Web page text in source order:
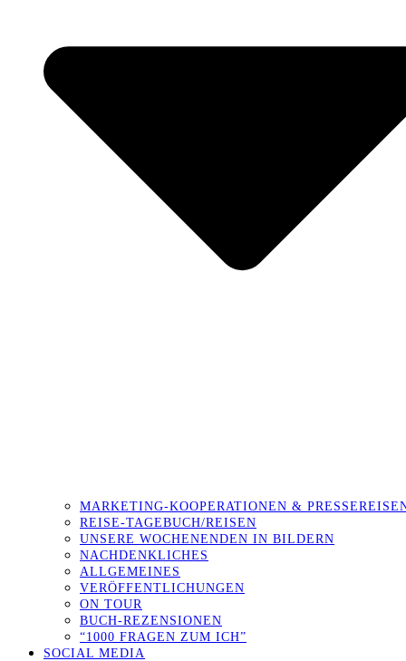
MARKETING-KOOPERATIONEN &
REISE-TAGEBUCH/REISEN
UNSERE WOCHENENDEN IN BILDERN
NACHDENKLICHES
ALLGEMEINES
VERÖFFENTLICHUNGEN
ON TOUR
BUCH-REZENSIONEN
“1000 FRAGEN ZUM ICH”
SOCIAL MEDIA